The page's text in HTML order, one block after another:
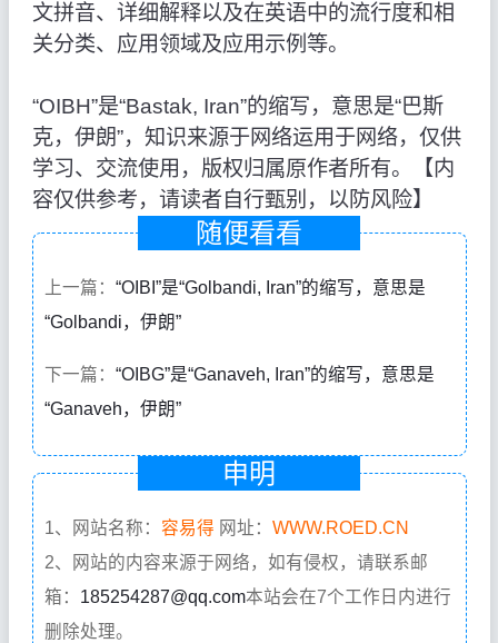
文拼音、详细解释以及在英语中的流行度和相
关分类、应用领域及应用示例等。
“OIBH”是“Bastak, Iran”的缩写，意思是“巴斯
克，伊朗”，知识来源于网络运用于网络，仅供
学习、交流使用，版权归属原作者所有。【内
容仅供参考，请读者自行甄别，以防风险】
随便看看
上一篇： “OIBI”是“Golbandi, Iran”的缩写，意思是
“Golbandi，伊朗”
下一篇： “OIBG”是“Ganaveh, Iran”的缩写，意思是
“Ganaveh，伊朗”
申明
1、网站名称： 容易得 网址： WWW.ROED.CN
2、网站的内容来源于网络，如有侵权，请联系邮
箱： 185254287@qq.com本站会在7个工作日内进行
删除处理。